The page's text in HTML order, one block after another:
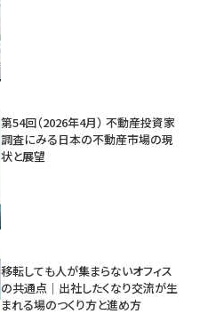
第54回（2026年4月） 不動産投資家
調査にみる日本の不動産市場の現
状と展望
移転しても人が集まらないオフィス
の共通点｜出社したくなり交流が生
まれる場のつくり方と進め方